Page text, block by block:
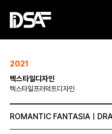
2021
텍스타일디자인
텍스타일프러덕트디자인
ROMANTIC FANTASIAㅣ